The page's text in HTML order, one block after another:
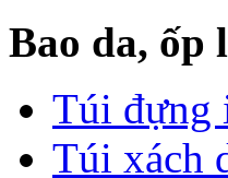
Bao da, ốp
Túi đựng
Túi xách